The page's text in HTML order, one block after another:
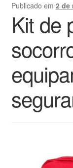
Lojas Físicas
Manutenção E-
Locação de
Contato
Publicado em 2 de
Kit de